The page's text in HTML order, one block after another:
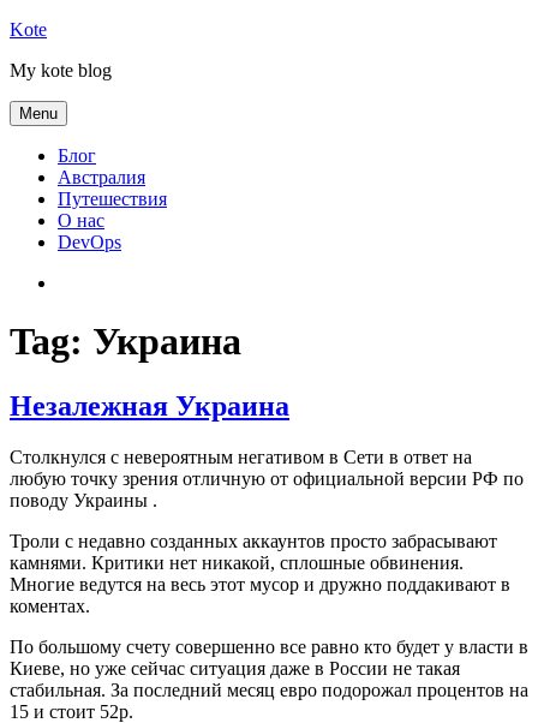
Skip
content
Kote
My kote blog
Menu
Блог
Австралия
Путешествия
О нас
DevOps
Tag: Украина
Незалежная Украина
Столкнулся с невероятным негативом в Сети в ответ на
любую точку зрения отличную от официальной версии РФ по
поводу Украины .
Троли с недавно созданных аккаунтов просто забрасывают
камнями. Критики нет никакой, сплошные обвинения.
Многие ведутся на весь этот мусор и дружно поддакивают в
коментах.
По большому счету совершенно все равно кто будет у власти в
Киеве, но уже сейчас ситуация даже в России не такая
стабильная. За последний месяц евро подорожал процентов на
15 и стоит 52р.